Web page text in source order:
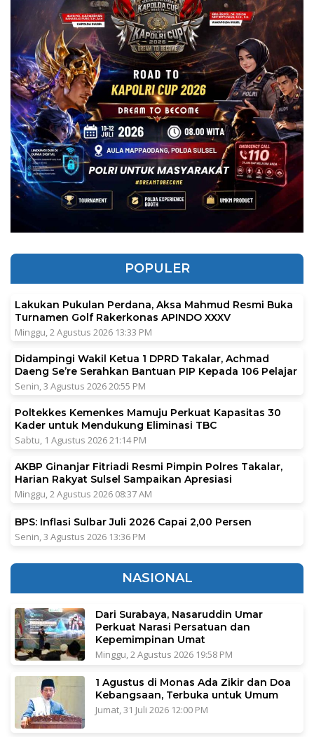
POPULER
Lakukan Pukulan Perdana, Aksa Mahmud Resmi Buka
Turnamen Golf Rakerkonas APINDO XXXV
Minggu, 2 Agustus 2026 13:33 PM
Didampingi Wakil Ketua 1 DPRD Takalar, Achmad
Daeng Se’re Serahkan Bantuan PIP Kepada 106 Pelajar
Senin, 3 Agustus 2026 20:55 PM
Poltekkes Kemenkes Mamuju Perkuat Kapasitas 30
Kader untuk Mendukung Eliminasi TBC
Sabtu, 1 Agustus 2026 21:14 PM
AKBP Ginanjar Fitriadi Resmi Pimpin Polres Takalar,
Harian Rakyat Sulsel Sampaikan Apresiasi
Minggu, 2 Agustus 2026 08:37 AM
BPS: Inflasi Sulbar Juli 2026 Capai 2,00 Persen
Senin, 3 Agustus 2026 13:36 PM
NASIONAL
Dari Surabaya, Nasaruddin Umar
Perkuat Narasi Persatuan dan
Kepemimpinan Umat
Minggu, 2 Agustus 2026 19:58 PM
1 Agustus di Monas Ada Zikir dan Doa
Kebangsaan, Terbuka untuk Umum
Jumat, 31 Juli 2026 12:00 PM